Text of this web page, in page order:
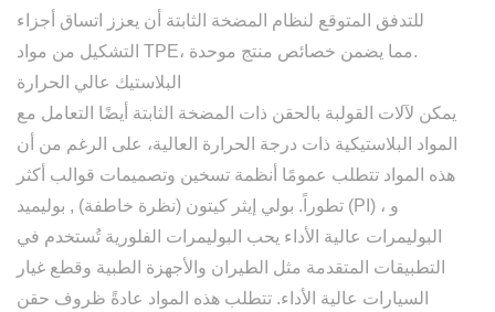
للتدفق المتوقع لنظام المضخة الثابتة أن يعزز اتساق أجزاء
التشكيل من مواد TPE، مما يضمن خصائص منتج موحدة.
البلاستيك عالي الحرارة
يمكن لآلات القولبة بالحقن ذات المضخة الثابتة أيضًا التعامل مع
المواد البلاستيكية ذات درجة الحرارة العالية، على الرغم من أن
هذه المواد تتطلب عمومًا أنظمة تسخين وتصميمات قوالب أكثر
تطوراً. بولي إيثر كيتون (نظرة خاطفة) , بوليميد (PI)
، و
البوليمرات عالية الأداء يحب البوليمرات الفلوريةتُستخدم في
التطبيقات المتقدمة مثل الطيران والأجهزة الطبية وقطع غيار
السيارات عالية الأداء. تتطلب هذه المواد عادةً ظروف حقن